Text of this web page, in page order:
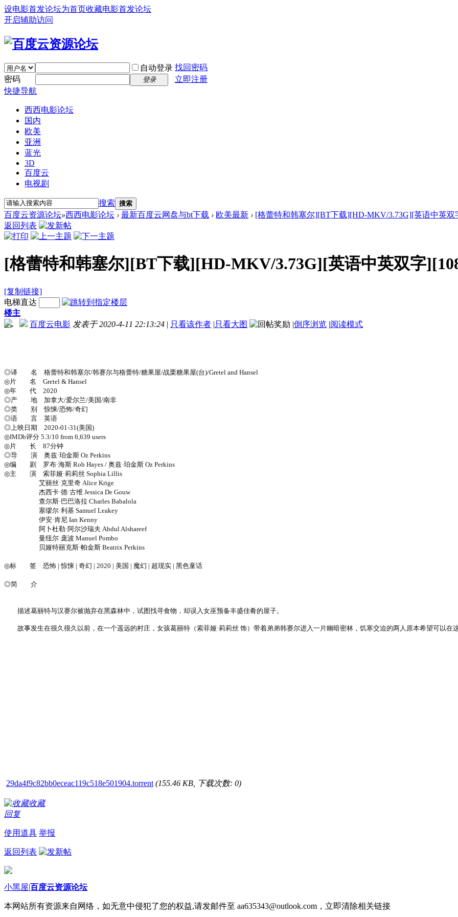
设电影首发论坛为首页收藏电影首发论坛
开启辅助访问
自动登录 找回密码
密码
登录
立即注册
快捷导航
西西电影论坛
国内
欧美
亚洲
蓝光
3D
百度云
电视剧
搜索 搜索
百度云资源论坛»西西电影论坛 › 最新百度云网盘与bt下载 › 欧美最新 › [格蕾特和韩塞尔][BT下载][HD-MKV/3.73G][英语中英双
返回列表
[格蕾特和韩塞尔][BT下载][HD-MKV/3.73G][英语中英双字
[复制链接]
电梯直达
楼主
百度云电影 发表于 2020-4-11 22:13:24 | 只看该作者 |只看大图 |倒序浏览 |阅读模式
-->
◎译 名 格蕾特和韩塞尔/韩赛尔与格蕾特/糖果屋/战栗糖果屋(台)/Gretel and Hansel
◎片 名 Gretel & Hansel
◎年 代 2020
◎产 地 加拿大/爱尔兰/美国/南非
◎类 别 惊悚/恐怖/奇幻
◎语 言 英语
◎上映日期 2020-01-31(美国)
◎IMDb评分 5.3/10 from 6,639 users
◎片 长 87分钟
◎导 演 奥兹·珀金斯 Oz Perkins
◎编 剧 罗布·海斯 Rob Hayes / 奥兹·珀金斯 Oz Perkins
◎主 演 索菲娅·莉莉丝 Sophia Lillis
艾丽丝·克里奇 Alice Krige
杰西卡·德·古维 Jessica De Gouw
查尔斯·巴巴洛拉 Charles Babalola
塞缪尔·利基 Samuel Leakey
伊安·肯尼 Ian Kenny
阿卜杜勒·阿尔沙瑞夫 Abdul Alshareef
曼纽尔·庞波 Manuel Pombo
贝娅特丽克斯·帕金斯 Beatrix Perkins
◎标 签 恐怖 | 惊悚 | 奇幻 | 2020 | 美国 | 魔幻 | 超现实 | 黑色童话
◎简 介
描述葛丽特与汉赛尔被抛弃在黑森林中，试图找寻食物，却误入女巫预备丰盛佳肴的屋子。
故事发生在很久很久以前，在一个遥远的村庄，女孩葛丽特（索菲娅·莉莉丝 饰）带着弟弟韩赛尔进入一片幽暗密林，饥寒交迫的两人原本希望可以
29da4f9c82bb0eceac119c518e501904.torrent (155.46 KB, 下载次数: 0)
收藏
回复
使用道具 举报
返回列表
小黑屋|百度云资源论坛
本网站所有资源来自网络，如无意中侵犯了您的权益,请发邮件至 aa635343@outlook.com ，立即清除相关链接